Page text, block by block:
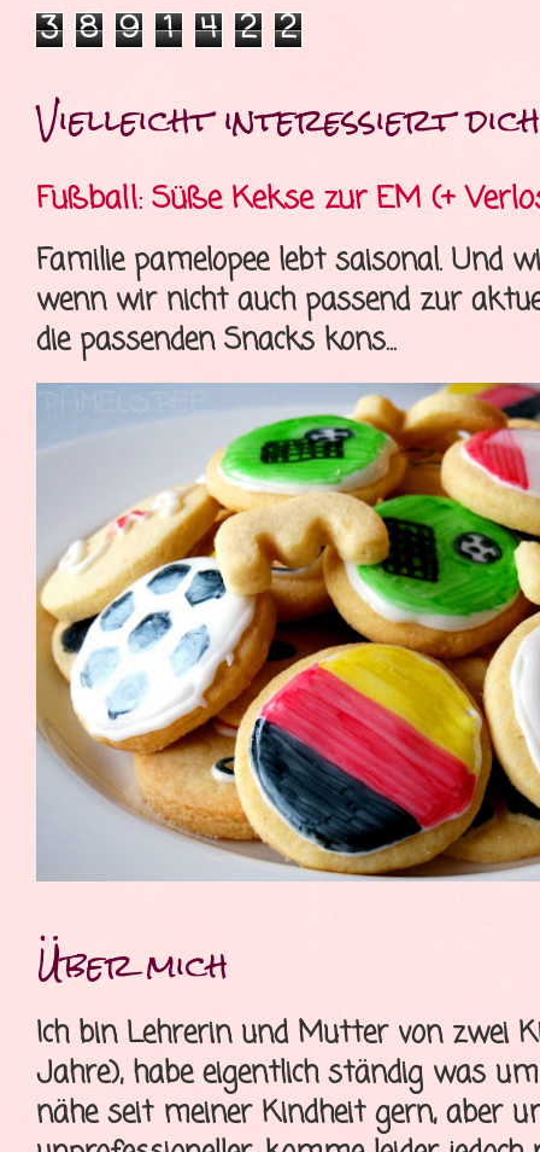
3 8 9 1 4 2 2
Vielleicht interessiert dich
Fußball: Süße Kekse zur EM (+
Familie pamelopee lebt saisonal. Und
wenn wir nicht auch passend zur
die passenden Snacks kons...
Über mich
Ich bin Lehrerin und Mutter von zwei
Jahre), habe eigentlich ständig was
nähe seit meiner Kindheit gern, aber